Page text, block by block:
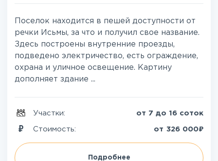
Поселок находится в пешей доступности от
речки Исьмы, за что и получил свое название.
Здесь построены внутренние проезды,
подведено электричество, есть ограждение,
охрана и уличное освещение. Картину
дополняет здание ...
Участки: от 7 до 16 соток
Стоимость: от 326 000₽
Подробнее